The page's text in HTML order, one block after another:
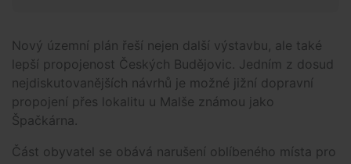
Nový územní plán řeší nejen další výstavbu, ale také
lepší propojenost Českých Budějovic. Jedním z dosud
nejdiskutovanějších návrhů je možné jižní dopravní
propojení přes lokalitu u Malše známou jako
Špačkárna.
Část obyvatel se obává narušení oblíbeného místa pro